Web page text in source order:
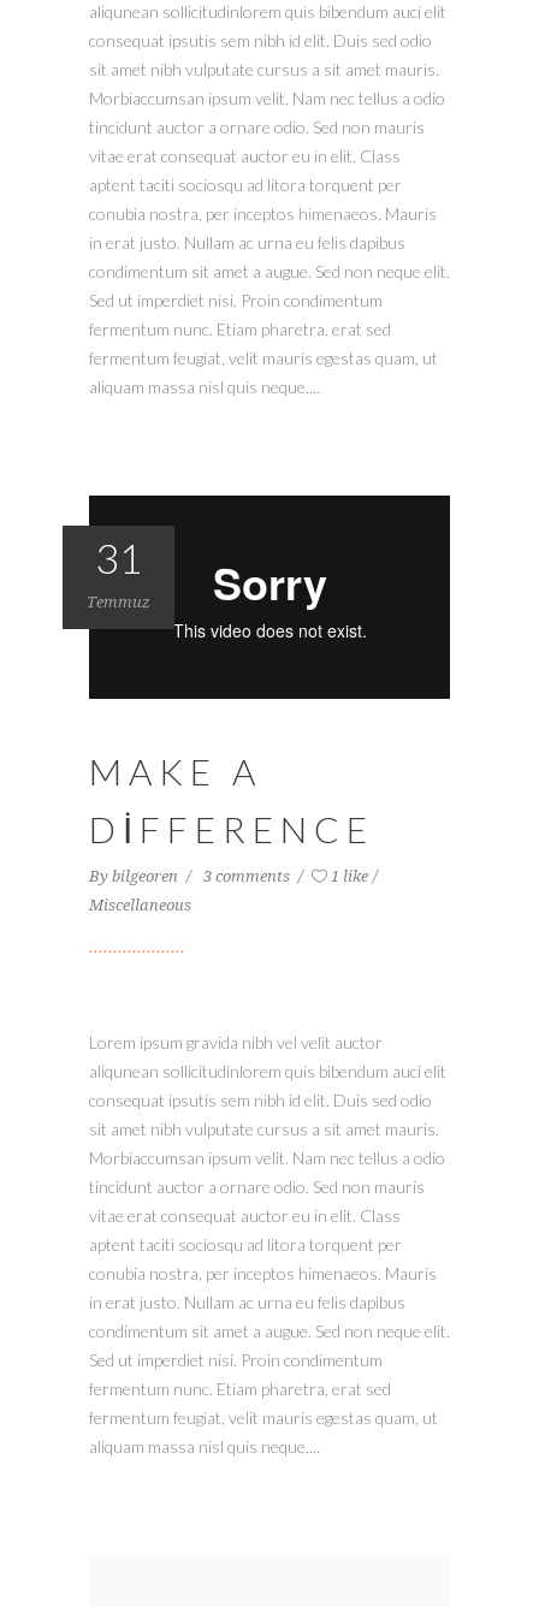
aliqunean sollicitudinlorem quis bibendum auci elit
consequat ipsutis sem nibh id elit. Duis sed odio
sit amet nibh vulputate cursus a sit amet mauris.
Morbiaccumsan ipsum velit. Nam nec tellus a odio
tincidunt auctor a ornare odio. Sed non mauris
vitae erat consequat auctor eu in elit. Class
aptent taciti sociosqu ad litora torquent per
conubia nostra, per inceptos himenaeos. Mauris
in erat justo. Nullam ac urna eu felis dapibus
condimentum sit amet a augue. Sed non neque elit.
Sed ut imperdiet nisi. Proin condimentum
fermentum nunc. Etiam pharetra, erat sed
fermentum feugiat, velit mauris egestas quam, ut
aliquam massa nisl quis neque....
31
Temmuz
MAKE A
DIFFERENCE
By bilgeoren 3 comments
1 like
Miscellaneous
Lorem ipsum gravida nibh vel velit auctor
aliqunean sollicitudinlorem quis bibendum auci elit
consequat ipsutis sem nibh id elit. Duis sed odio
sit amet nibh vulputate cursus a sit amet mauris.
Morbiaccumsan ipsum velit. Nam nec tellus a odio
tincidunt auctor a ornare odio. Sed non mauris
vitae erat consequat auctor eu in elit. Class
aptent taciti sociosqu ad litora torquent per
conubia nostra, per inceptos himenaeos. Mauris
in erat justo. Nullam ac urna eu felis dapibus
condimentum sit amet a augue. Sed non neque elit.
Sed ut imperdiet nisi. Proin condimentum
fermentum nunc. Etiam pharetra, erat sed
fermentum feugiat, velit mauris egestas quam, ut
aliquam massa nisl quis neque....